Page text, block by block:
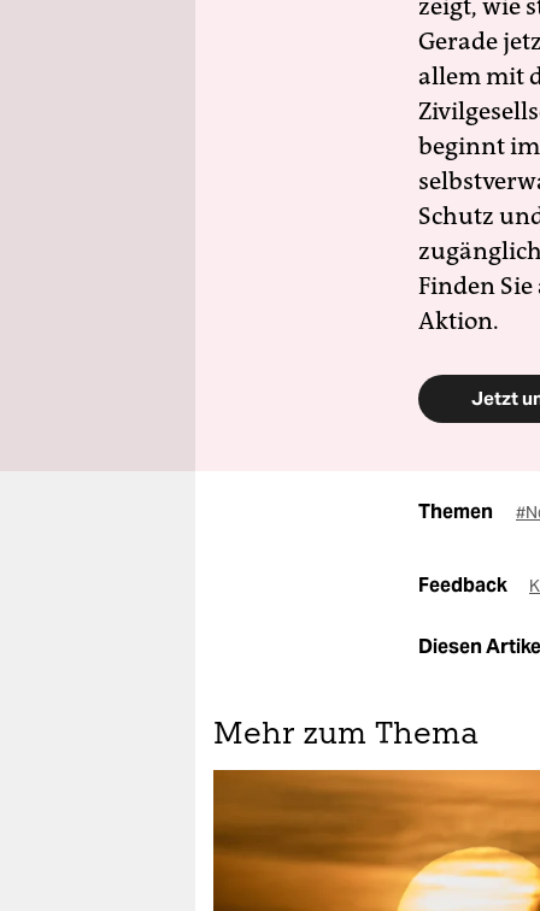
zeigt, wie
Gerade
allem mit
beginnt
Schutz
Finden
Aktion.
Jetzt
Themen
Feedback
Diesen
Mehr zum Thema